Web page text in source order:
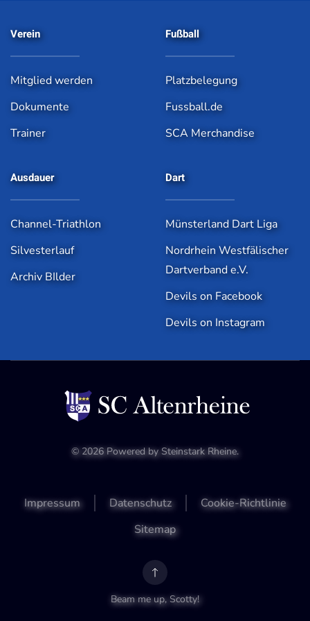
Verein
Mitglied werden
Dokumente
Trainer
Fußball
Platzbelegung
Fussball.de
SCA Merchandise
Ausdauer
Channel-Triathlon
Silvesterlauf
Archiv BIlder
Dart
Münsterland Dart Liga
Nordrhein Westfälischer
Dartverband e.V.
Devils on Facebook
Devils on Instagram
© 2026Powered bySteinstark Rheine.
Impressum Datenschutz
Cookie-Richtlinie
Sitemap
Beam me up, Scotty!